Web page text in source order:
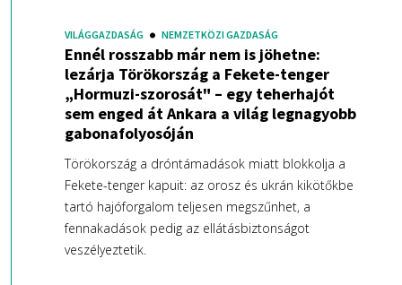
VILÁGGAZDASÁG NEMZETKÖZI GAZDASÁG
Ennél rosszabb már nem is jöhetne:
lezárja Törökország a Fekete-tenger
„Hormuzi-szorosát" – egy teherhajót
sem enged át Ankara a világ legnagyobb
gabonafolyosóján
Törökország a dróntámadások miatt blokkolja a
Fekete-tenger kapuit: az orosz és ukrán kikötőkbe
tartó hajóforgalom teljesen megszűnhet, a
fennakadások pedig az ellátásbiztonságot
veszélyeztetik.